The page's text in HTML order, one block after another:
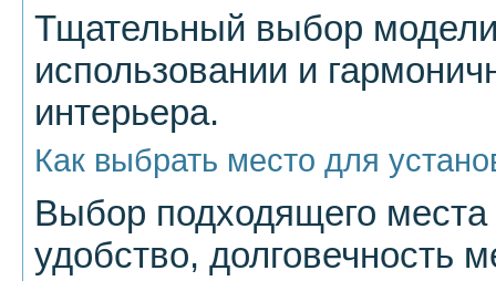
Тщательный выбор
использовании и
интерьера.
Как выбрать место для
Выбор подходящего места
удобство, долговечность